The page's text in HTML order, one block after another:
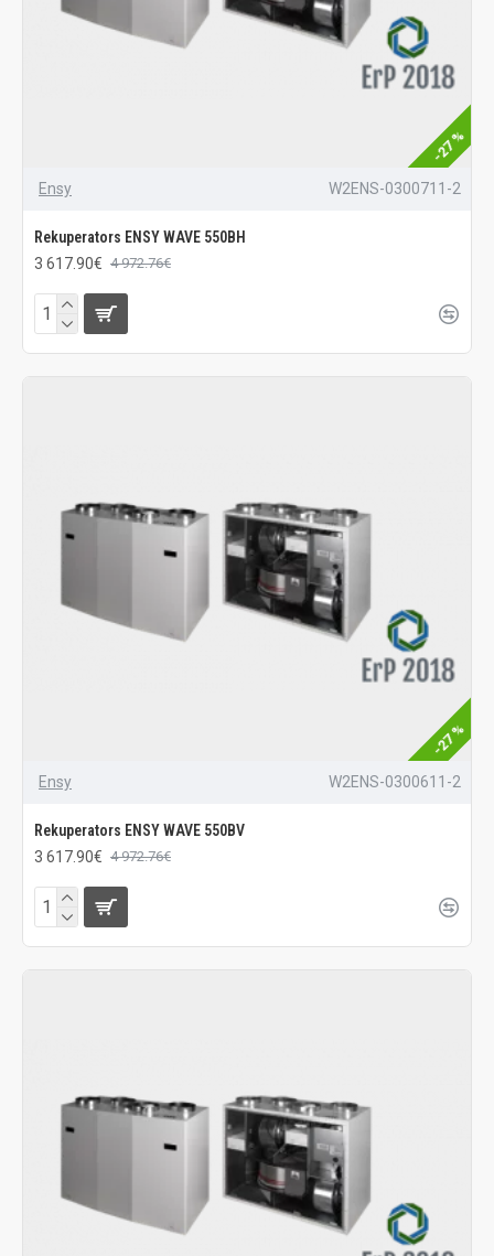
-27 %
Ensy W2ENS-0300711-2
Rekuperators ENSY WAVE 550BH
3 617.90€ 4 972.76€
-27 %
Ensy W2ENS-0300611-2
Rekuperators ENSY WAVE 550BV
3 617.90€ 4 972.76€